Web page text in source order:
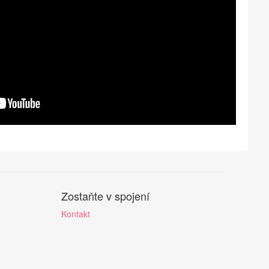
Zostaňte v spojení
Kontakt